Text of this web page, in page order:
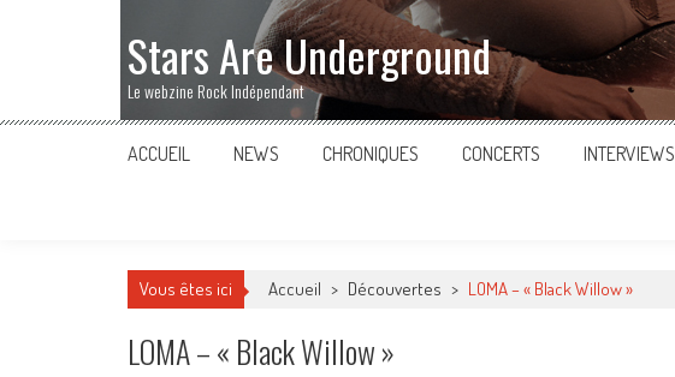
Stars Are Underground
Le webzine Rock Indépendant
ACCUEIL NEWS CHRONIQUES CONCERTS INTERVIEWS
Vous êtes ici Accueil > Découvertes > LOMA – « Black Willow »
LOMA – « Black Willow »